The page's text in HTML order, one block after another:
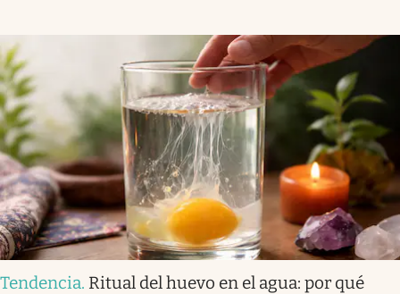
Tendencia. Ritual del huevo en el agua: por qué